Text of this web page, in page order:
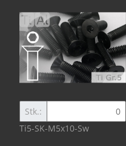
Stk.:
Ti5-SK-M5x10-Sw